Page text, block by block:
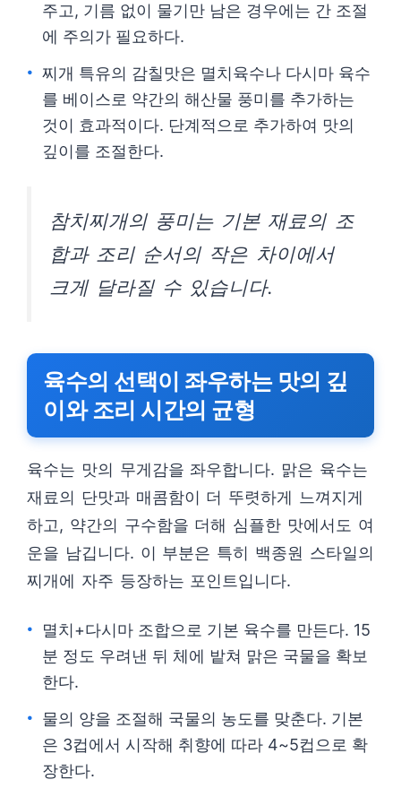
주고, 기름 없이 물기만 남은 경우에는 간 조절
에 주의가 필요하다.
찌개 특유의 감칠맛은 멸치육수나 다시마 육수
를 베이스로 약간의 해산물 풍미를 추가하는
것이 효과적이다. 단계적으로 추가하여 맛의
깊이를 조절한다.
참치찌개의 풍미는 기본 재료의 조
합과 조리 순서의 작은 차이에서
크게 달라질 수 있습니다.
육수의 선택이 좌우하는 맛의 깊
이와 조리 시간의 균형
육수는 맛의 무게감을 좌우합니다. 맑은 육수는
재료의 단맛과 매콤함이 더 뚜렷하게 느껴지게
하고, 약간의 구수함을 더해 심플한 맛에서도 여
운을 남깁니다. 이 부분은 특히 백종원 스타일의
찌개에 자주 등장하는 포인트입니다.
멸치+다시마 조합으로 기본 육수를 만든다. 15
분 정도 우려낸 뒤 체에 밭쳐 맑은 국물을 확보
한다.
물의 양을 조절해 국물의 농도를 맞춘다. 기본
은 3컵에서 시작해 취향에 따라 4~5컵으로 확
장한다.